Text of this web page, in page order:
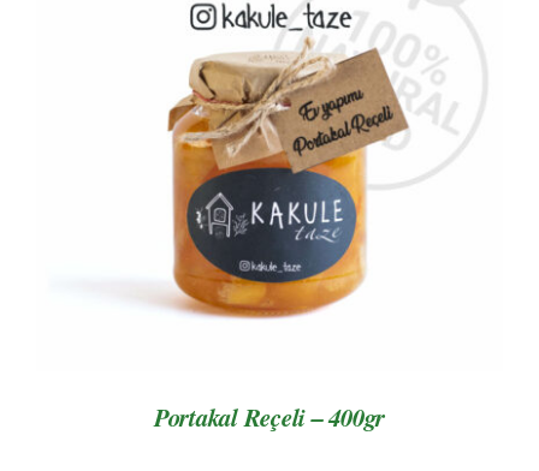
AYRINTILAR
Portakal Reçeli – 400gr